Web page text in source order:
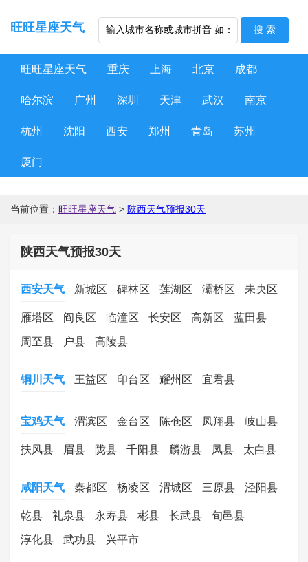
旺旺星座天气
旺旺星座天气 重庆 上海 北京 成都
哈尔滨 广州 深圳 天津 武汉 南京
杭州 沈阳 西安 郑州 青岛 苏州
厦门
当前位置： 旺旺星座天气 > 陕西天气预报30天
陕西天气预报30天
西安天气 新城区 碑林区 莲湖区 灞桥区 未央区
雁塔区 阎良区 临潼区 长安区 高新区 蓝田县
周至县 户县 高陵县
铜川天气 王益区 印台区 耀州区 宜君县
宝鸡天气 渭滨区 金台区 陈仓区 凤翔县 岐山县
扶风县 眉县 陇县 千阳县 麟游县 凤县 太白县
咸阳天气 秦都区 杨凌区 渭城区 三原县 泾阳县
乾县 礼泉县 永寿县 彬县 长武县 旬邑县
淳化县 武功县 兴平市